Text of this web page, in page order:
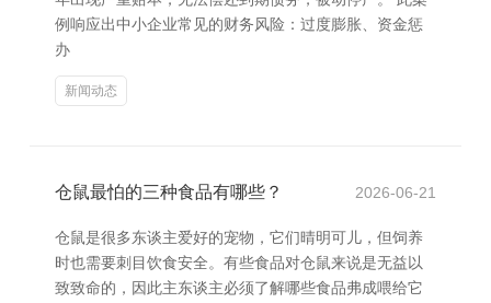
例响应出中小企业常见的财务风险：过度膨胀、资金惩
办
新闻动态
仓鼠最怕的三种食品有哪些？ 2026-06-21
仓鼠是很多东谈主爱好的宠物，它们晴明可儿，但饲养
时也需要刺目饮食安全。有些食品对仓鼠来说是无益以
致致命的，因此主东谈主必须了解哪些食品弗成喂给它